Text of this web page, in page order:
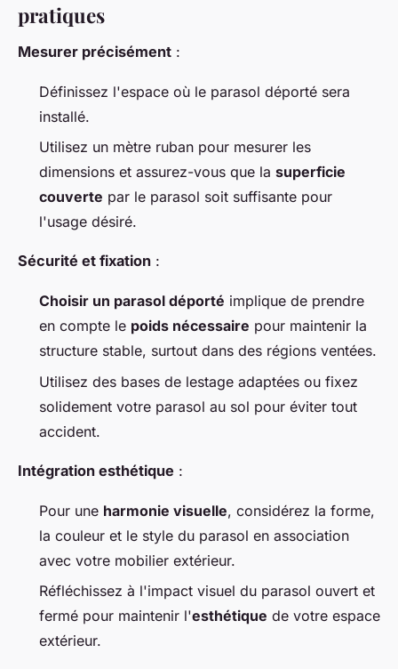
pratiques
Mesurer précisément :
Définissez l'espace où le parasol déporté sera
installé.
Utilisez un mètre ruban pour mesurer les
dimensions et assurez-vous que la superficie
couverte par le parasol soit suffisante pour
l'usage désiré.
Sécurité et fixation :
Choisir un parasol déporté implique de prendre
en compte le poids nécessaire pour maintenir la
structure stable, surtout dans des régions ventées.
Utilisez des bases de lestage adaptées ou fixez
solidement votre parasol au sol pour éviter tout
accident.
Intégration esthétique :
Pour une harmonie visuelle, considérez la forme,
la couleur et le style du parasol en association
avec votre mobilier extérieur.
Réfléchissez à l'impact visuel du parasol ouvert et
fermé pour maintenir l'esthétique de votre espace
extérieur.